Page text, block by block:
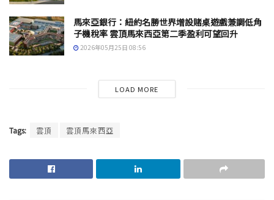
馬來亞銀行：紐約名勝世界增設賭桌遊戲兼調低角
子機稅率 雲頂馬來西亞第二季盈利可望回升
2026年05月25日 08:56
LOAD MORE
Tags: 雲頂 雲頂馬來西亞